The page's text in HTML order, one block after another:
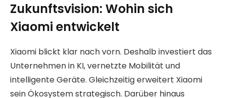
Zukunftsvision: Wohin sich
Xiaomi entwickelt
Xiaomi blickt klar nach vorn. Deshalb investiert das
Unternehmen in KI, vernetzte Mobilität und
intelligente Geräte. Gleichzeitig erweitert Xiaomi
sein Ökosystem strategisch. Darüber hinaus